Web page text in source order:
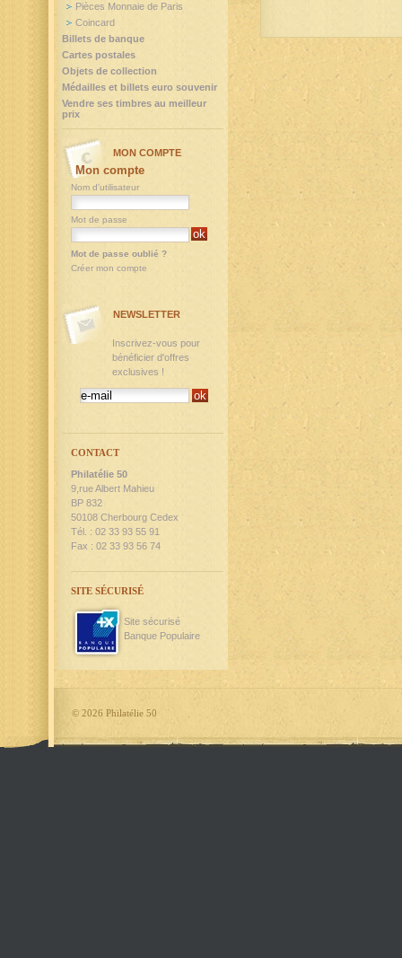
Pièces Monnaie de Paris
Coincard
Billets de banque
Cartes postales
Objets de collection
Médailles et billets euro souvenir
Vendre ses timbres au meilleur
prix
MON COMPTE
Mon compte
Nom d'utilisateur
Mot de passe
Mot de passe oublié ?
Créer mon compte
NEWSLETTER
Inscrivez-vous pour
bénéficier d'offres
exclusives !
CONTACT
Philatélie 50
9,rue Albert Mahieu
BP 832
50108 Cherbourg Cedex
Tél. : 02 33 93 55 91
Fax : 02 33 93 56 74
SITE SÉCURISÉ
Site sécurisé
Banque Populaire
© 2026 Philatélie 50